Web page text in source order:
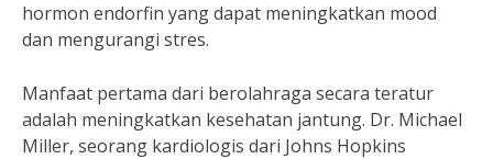
hormon endorfin yang dapat meningkatkan mood
dan mengurangi stres.
Manfaat pertama dari berolahraga secara teratur
adalah meningkatkan kesehatan jantung. Dr. Michael
Miller, seorang kardiologis dari Johns Hopkins